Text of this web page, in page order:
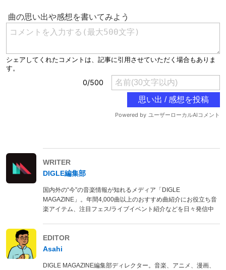
WRITER
DIGLE編集部
国内外の“今”の音楽情報が知れるメディア「DIGLE
MAGAZINE」。年間4,000曲以上のおすすめ曲紹介にお役立ち音
楽アイテム、注目フェス/ライブイベント紹介などを日々発信中
EDITOR
Asahi
DIGLE MAGAZINE編集部ディレクター。音楽、アニメ、漫画、